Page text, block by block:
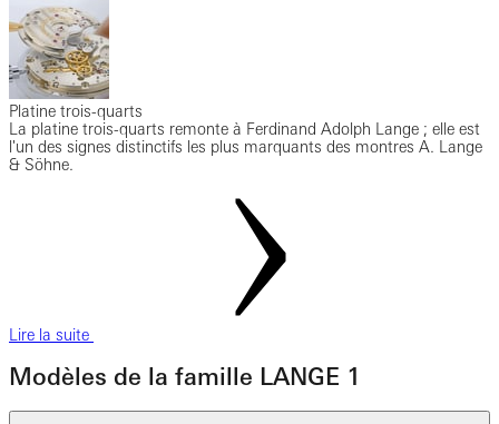
Platine trois-quarts
La platine trois-quarts remonte à Ferdinand Adolph Lange ; elle est
l'un des signes distinctifs les plus marquants des montres A. Lange
& Söhne.
Lire la suite
Modèles de la famille LANGE 1